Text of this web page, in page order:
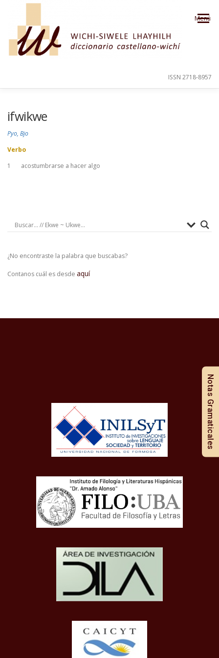
Saltar al contenido
Menú
ISSN 2718-8957
ifwikwe
Pyo, Bjo
Verbo
1
acostumbrarse a hacer algo
¿No encontraste la palabra que buscabas?
Contanos cuál es desde aquí
Notas Gramaticales